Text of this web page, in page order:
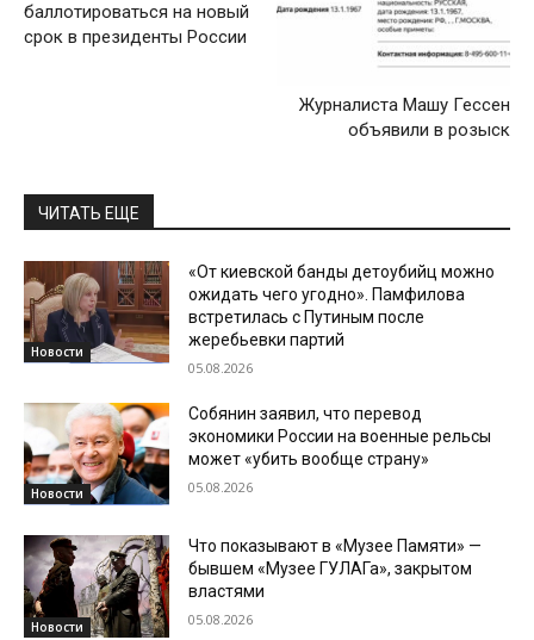
баллотироваться на новый
срок в президенты России
Журналиста Машу Гессен
объявили в розыск
ЧИТАТЬ ЕЩЕ
Новости
«От киевской банды детоубийц можно
ожидать чего угодно». Памфилова
встретилась с Путиным после
жеребьевки партий
05.08.2026
Новости
Собянин заявил, что перевод
экономики России на военные рельсы
может «убить вообще страну»
05.08.2026
Новости
Что показывают в «Музее Памяти» —
бывшем «Музее ГУЛАГа», закрытом
властями
05.08.2026